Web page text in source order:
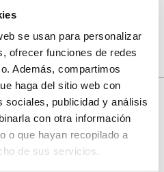
se usan para personalizar
ofrecer funciones de redes
Además, compartimos
haga del sitio web con
sociales, publicidad y análisis
con otra información
o que hayan recopilado a
de sus servicios.
compra.